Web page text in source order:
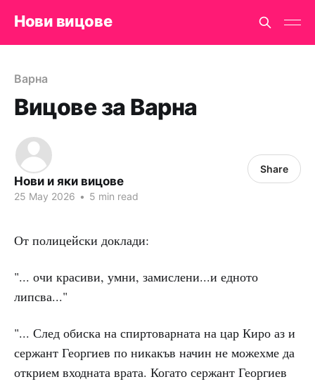
Нови вицове
Варна
Вицове за Варна
Нови и яки вицове
25 May 2026 • 5 min read
Share
От полицейски доклади:
"... очи красиви, умни, замислени...и едното
липсва..."
"... След обиска на спиртоварната на цар Киро аз и
сержант Георгиев по никакъв начин не можехме да
открием входната врата. Когато сержант Георгиев